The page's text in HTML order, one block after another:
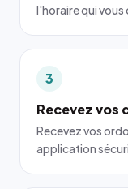
l'horaire qui vous
3
Recevez vos
Recevez vos
application